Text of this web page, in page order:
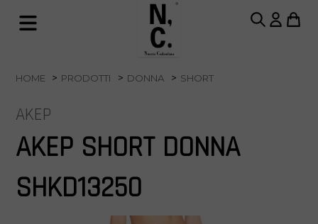
HOME PRODOTTI DONNA SHORT
AKEP
AKEP SHORT DONNA
SHKD13250